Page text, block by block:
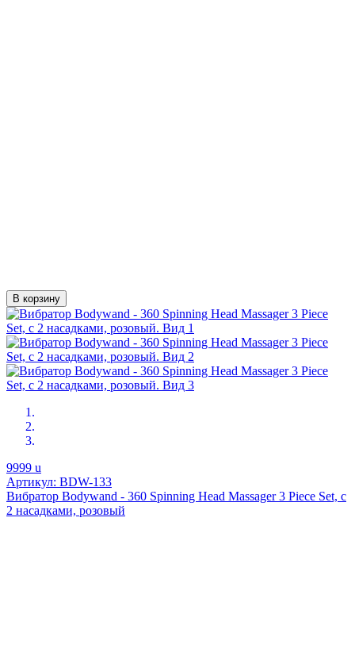
В корзину
9999 u
Артикул: BDW-133
Вибратор Bodywand - 360 Spinning Head Massager 3 Piece Set, с
2 насадками, розовый